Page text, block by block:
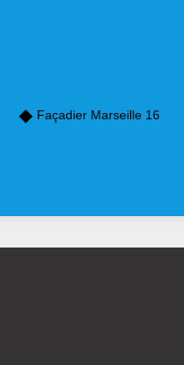
Façadier Marseille 16